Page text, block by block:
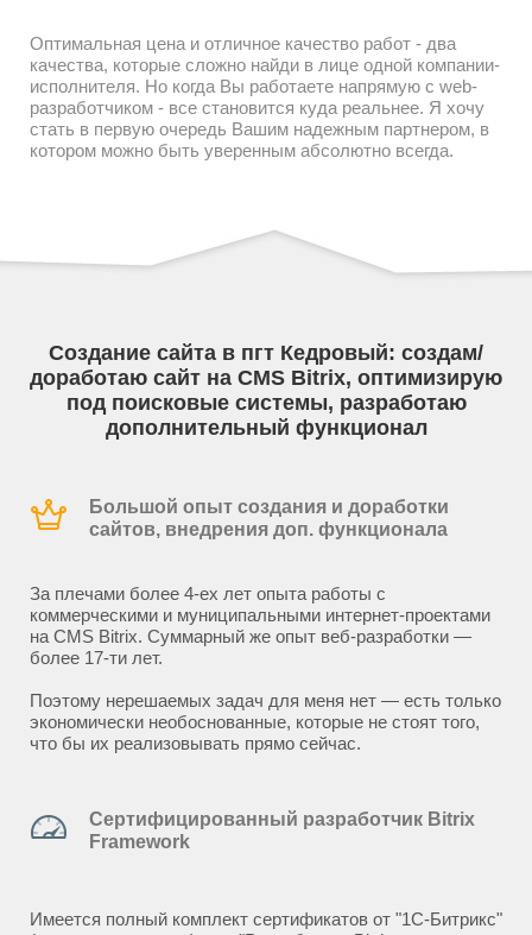
Оптимальная цена и отличное качество работ - два
качества, которые сложно найди в лице одной компании-
исполнителя. Но когда Вы работаете напрямую с web-
разработчиком - все становится куда реальнее. Я хочу
стать в первую очередь Вашим надежным партнером, в
котором можно быть уверенным абсолютно всегда.
Создание сайта в пгт Кедровый: создам/
доработаю сайт на CMS Bitrix, оптимизирую
под поисковые системы, разработаю
дополнительный функционал
Большой опыт создания и доработки
сайтов, внедрения доп. функционала
За плечами более 4-ех лет опыта работы с
коммерческими и муниципальными интернет-проектами
на CMS Bitrix. Суммарный же опыт веб-разработки —
более 17-ти лет.
Поэтому нерешаемых задач для меня нет — есть только
экономически необоснованные, которые не стоят того,
что бы их реализовывать прямо сейчас.
Сертифицированный разработчик Bitrix
Framework
Имеется полный комплект сертификатов от "1С-Битрикс"